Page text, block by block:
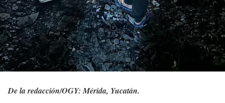
De la redacción/OGY: Mérida, Yucatán.